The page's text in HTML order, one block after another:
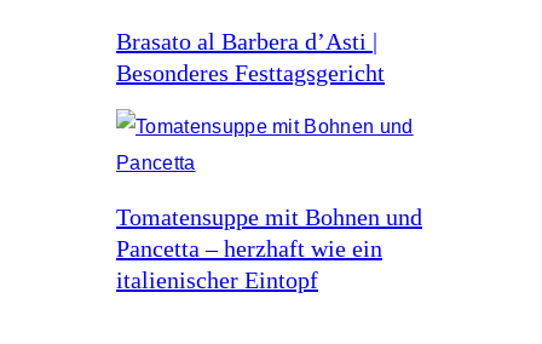
Brasato al Barbera d’Asti |
Besonderes Festtagsgericht
Tomatensuppe mit Bohnen und
Pancetta – herzhaft wie ein
italienischer Eintopf